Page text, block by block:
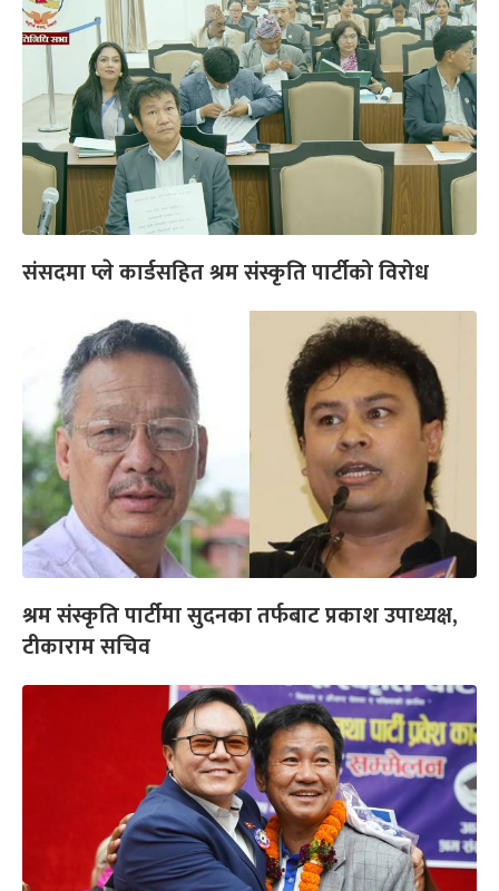
संसदमा प्ले कार्डसहित श्रम संस्कृति पार्टीको विरोध
श्रम संस्कृति पार्टीमा सुदनका तर्फबाट प्रकाश उपाध्यक्ष,
टीकाराम सचिव